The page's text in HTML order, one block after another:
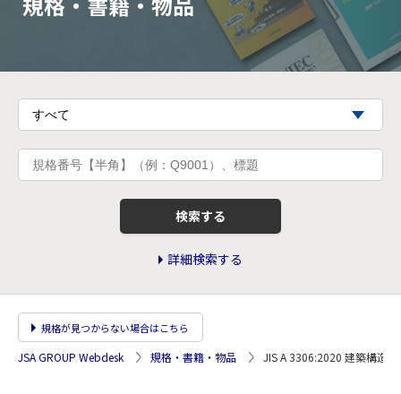
検索する
詳細検索する
JSA GROUP Webdesk 規格・書籍・物品 JIS A 3306:2020 建築構造
規格が見つからない場合はこちら